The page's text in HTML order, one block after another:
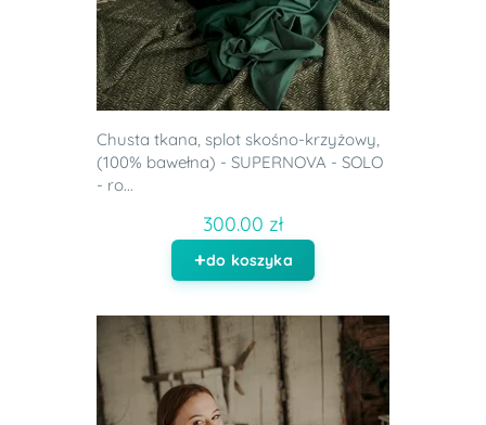
Chusta tkana, splot skośno-krzyżowy,
(100% bawełna) - SUPERNOVA - SOLO
- ro...
300.00 zł
do koszyka